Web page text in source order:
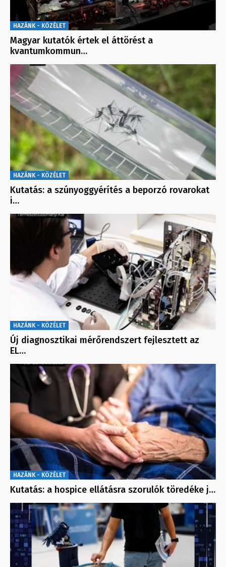
HAZÁNK - KÖZÉLET
Magyar kutatók értek el áttörést a
kvantumkommun…
HAZÁNK - KÖZÉLET
Kutatás: a szúnyoggyérítés a beporzó rovarokat
i…
HAZÁNK - KÖZÉLET
Új diagnosztikai mérőrendszert fejlesztett az
EL…
HAZÁNK - KÖZÉLET
Kutatás: a hospice ellátásra szorulók töredéke j…